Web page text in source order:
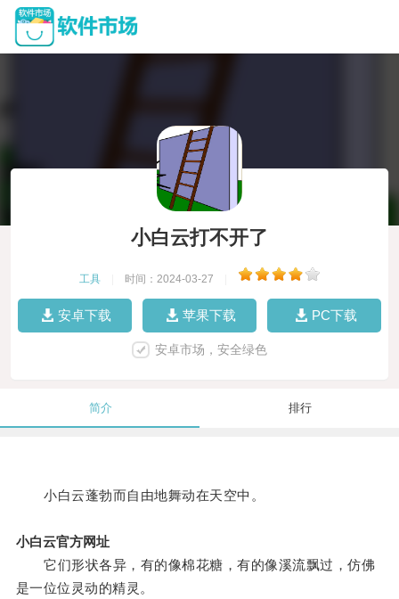
小白云打不开了
工具 时间：2024-03-27
安卓下载 苹果下载 PC下载
安卓市场，安全绿色
简介 排行
小白云蓬勃而自由地舞动在天空中。
小白云官方网址
它们形状各异，有的像棉花糖，有的像溪流飘过，仿佛
是一位位灵动的精灵。